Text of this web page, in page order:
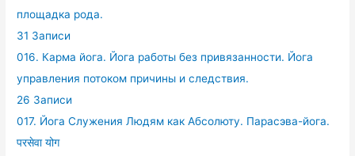
площадка рода.
31 Записи
016. Карма йога. Йога работы без привязанности. Йога
управления потоком причины и следствия.
26 Записи
017. Йога Служения Людям как Абсолюту. Парасэва-йога.
परसेवा योग